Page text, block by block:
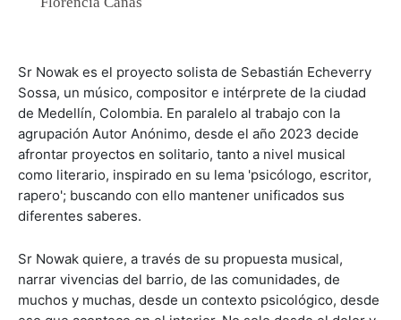
Sr Nowak es el proyecto solista de Sebastián Echeverry
Sossa, un músico, compositor e intérprete de la ciudad
de Medellín, Colombia. En paralelo al trabajo con la
agrupación Autor Anónimo, desde el año 2023 decide
afrontar proyectos en solitario, tanto a nivel musical
como literario, inspirado en su lema 'psicólogo, escritor,
rapero'; buscando con ello mantener unificados sus
diferentes saberes.
Sr Nowak quiere, a través de su propuesta musical,
narrar vivencias del barrio, de las comunidades, de
muchos y muchas, desde un contexto psicológico, desde